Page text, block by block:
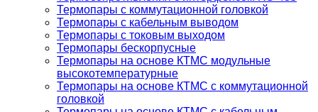
Термопары с коммутационной головкой
Термопары с кабельным выводом
Термопары с токовым выходом
Термопары бескорпусные
Термопары на основе КТМС модульные
высокотемпературные
Термопары на основе КТМС с коммутационной
головкой